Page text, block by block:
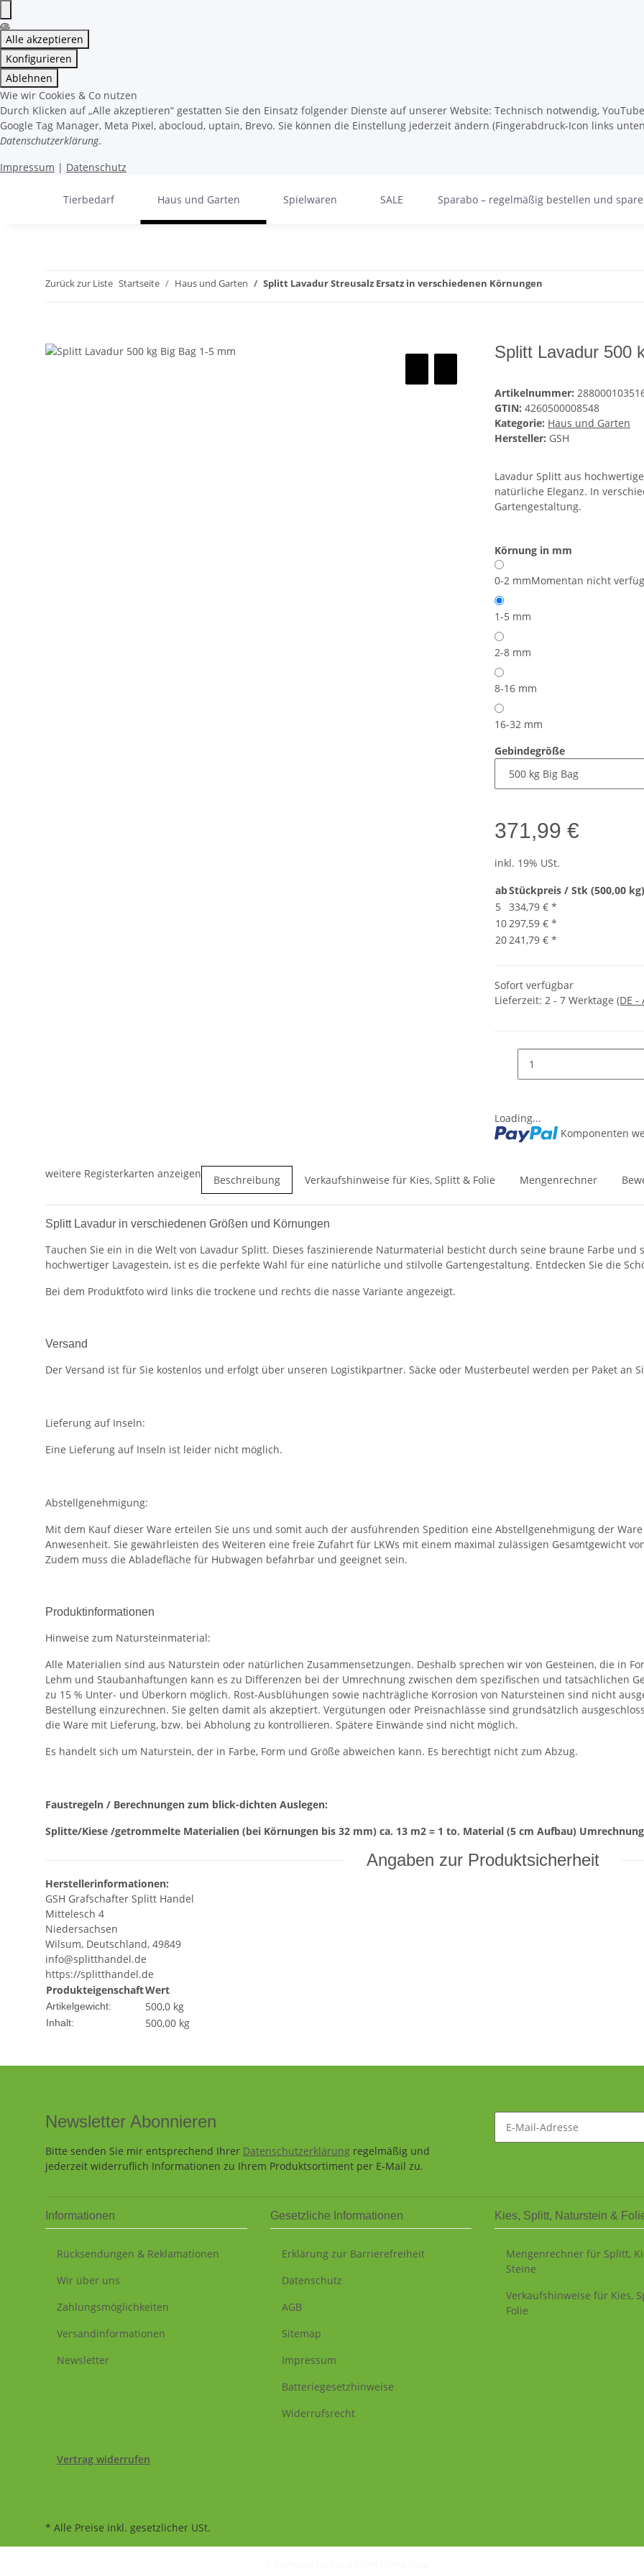
Alle akzeptieren
Konfigurieren
Ablehnen
Wie wir Cookies & Co nutzen
Durch Klicken auf „Alle akzeptieren“ gestatten Sie den Einsatz folgender Dienste auf unserer Website: Technisch notwendig,
Google Tag Manager, Meta Pixel, abocloud, uptain, Brevo. Sie können die Einstellung jederzeit ändern (Fingerabdruck-Icon links
Datenschutzerklärung.
Impressum | Datenschutz
Tierbedarf Haus und Garten Spielwaren SALE Sparabo – regelmäßig bestellen und
Zurück zur Liste Startseite Haus und Garten Splitt Lavadur Streusalz Ersatz in verschiedenen Körnungen
Splitt Lavadur 500
Artikelnummer:
GTIN: 4260500008548
Kategorie: Haus und Garten
Hersteller: GSH
Lavadur Splitt aus
natürliche Eleganz. In
Gartengestaltung.
Körnung in mm
0-2 mmMomentan nicht
1-5 mm
2-8 mm
8-16 mm
16-32 mm
Gebindegröße
371,99 €
inkl. 19% USt.
abStückpreis / Stk (500,00 kg)
5
334,79 € *
10297,59 € *
20241,79 € *
Sofort verfügbar
Lieferzeit: 2 - 7 Werktage (DE
Loading...
Komponenten
weitere Registerkarten anzeigen Beschreibung Verkaufshinweise für Kies, Splitt & Folie Mengenrechner
Splitt Lavadur in verschiedenen Größen und Körnungen
Tauchen Sie ein in die Welt von Lavadur Splitt. Dieses faszinierende Naturmaterial besticht durch seine braune Farbe
hochwertiger Lavagestein, ist es die perfekte Wahl für eine natürliche und stilvolle Gartengestaltung. Entdecken Sie die
Bei dem Produktfoto wird links die trockene und rechts die nasse Variante angezeigt.
Versand
Der Versand ist für Sie kostenlos und erfolgt über unseren Logistikpartner. Säcke oder Musterbeutel werden per Paket an
Lieferung auf Inseln:
Eine Lieferung auf Inseln ist leider nicht möglich.
Abstellgenehmigung:
Mit dem Kauf dieser Ware erteilen Sie uns und somit auch der ausführenden Spedition eine Abstellgenehmigung der
Anwesenheit. Sie gewährleisten des Weiteren eine freie Zufahrt für LKWs mit einem maximal zulässigen Gesamtgewicht
Zudem muss die Abladefläche für Hubwagen befahrbar und geeignet sein.
Produktinformationen
Hinweise zum Natursteinmaterial:
Alle Materialien sind aus Naturstein oder natürlichen Zusammensetzungen. Deshalb sprechen wir von Gesteinen, die in
Lehm und Staubanhaftungen kann es zu Differenzen bei der Umrechnung zwischen dem spezifischen und tatsächlichen
zu 15 % Unter- und Überkorn möglich. Rost-Ausblühungen sowie nachträgliche Korrosion von Natursteinen sind nicht
Bestellung einzurechnen. Sie gelten damit als akzeptiert. Vergütungen oder Preisnachlässe sind grundsätzlich
die Ware mit Lieferung, bzw. bei Abholung zu kontrollieren. Spätere Einwände sind nicht möglich.
Es handelt sich um Naturstein, der in Farbe, Form und Größe abweichen kann. Es berechtigt nicht zum Abzug.
Faustregeln / Berechnungen zum blick-dichten Auslegen:
Splitte/Kiese /getrommelte Materialien (bei Körnungen bis 32 mm) ca. 13 m2 = 1 to. Material (5 cm Aufbau)
Angaben zur Produktsicherheit
Herstellerinformationen:
GSH Grafschafter Splitt Handel
Mittelesch 4
Niedersachsen
Wilsum, Deutschland, 49849
info@splitthandel.de
https://splitthandel.de
ProdukteigenschaftWert
Artikelgewicht: 500,0 kg
Inhalt: 500,00 kg
Newsletter Abonnieren
Bitte senden Sie mir entsprechend Ihrer Datenschutzerklärung regelmäßig und
jederzeit widerruflich Informationen zu Ihrem Produktsortiment per E-Mail zu.
Informationen
Rücksendungen & Reklamationen
Wir über uns
Zahlungsmöglichkeiten
Versandinformationen
Newsletter
Gesetzliche Informationen
Erklärung zur Barrierefreiheit
Datenschutz
AGB
Sitemap
Impressum
Batteriegesetzhinweise
Widerrufsrecht
Kies, Splitt, Naturstein &
Mengenrechner für Splitt,
Steine
Verkaufshinweise für Kies,
Folie
Vertrag widerrufen
* Alle Preise inkl. gesetzlicher USt.